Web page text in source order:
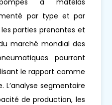
par type et par
parties prenantes et
marché mondial des
pourront
le rapport comme
L’analyse segmentaire
de production, les